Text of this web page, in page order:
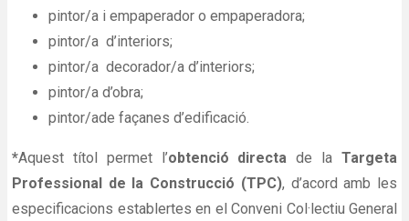
pintor/a i empaperador o empaperadora;
pintor/a d’interiors;
pintor/a decorador/a d’interiors;
pintor/a d’obra;
pintor/ade façanes d’edificació.
*Aquest títol permet l’obtenció directade laTargeta
Professional de la Construcció (TPC), d’acord amb les
especificacions establertes en el Conveni Col·lectiu General